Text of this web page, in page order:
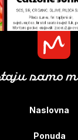
samo
Naslovna
Ponuda